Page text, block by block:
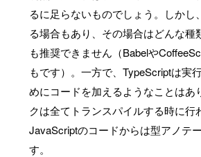
るに足らないものでしょう。しかし
る場合もあり、その場合はどんな種
も推奨できません（Babelや
もです）。一方で、TypeScriptは実
めにコードを加えるようなことはあ
クは全てトランスパイルする時に行
JavaScriptのコードからは型アノテ
す。